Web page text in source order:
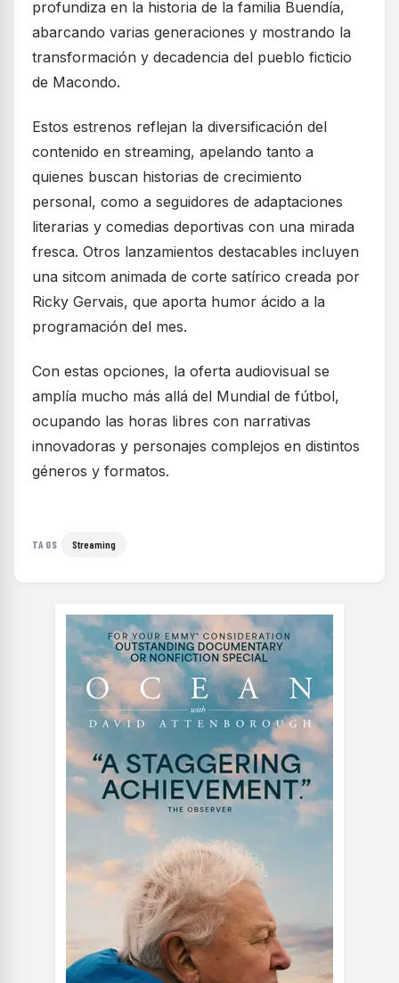
profundiza en la historia de la familia Buendía,
abarcando varias generaciones y mostrando la
transformación y decadencia del pueblo ficticio
de Macondo.
Estos estrenos reflejan la diversificación del
contenido en streaming, apelando tanto a
quienes buscan historias de crecimiento
personal, como a seguidores de adaptaciones
literarias y comedias deportivas con una mirada
fresca. Otros lanzamientos destacables incluyen
una sitcom animada de corte satírico creada por
Ricky Gervais, que aporta humor ácido a la
programación del mes.
Con estas opciones, la oferta audiovisual se
amplía mucho más allá del Mundial de fútbol,
ocupando las horas libres con narrativas
innovadoras y personajes complejos en distintos
géneros y formatos.
TAGS Streaming